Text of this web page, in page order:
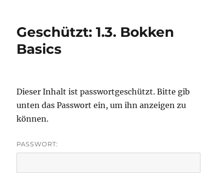
Geschützt: 1.3. Bokken
Basics
Dieser Inhalt ist passwortgeschützt. Bitte gib
unten das Passwort ein, um ihn anzeigen zu
können.
PASSWORT: